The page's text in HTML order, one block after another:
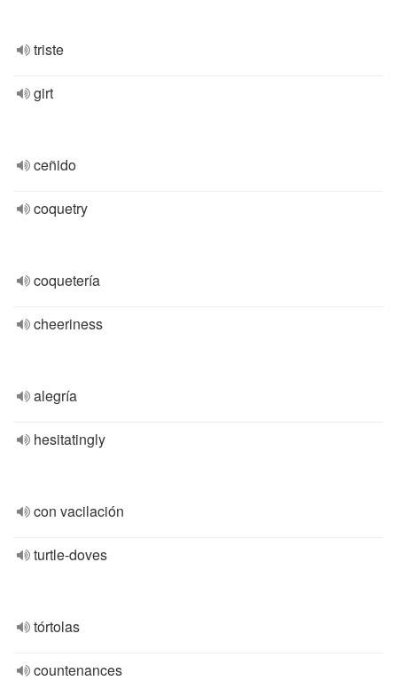
triste
girt
ceñido
coquetry
coquetería
cheeriness
alegría
hesitatingly
con vacilación
turtle-doves
tórtolas
countenances